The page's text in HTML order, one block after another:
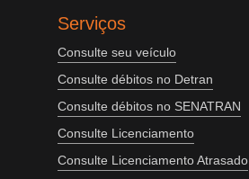
Serviços
Consulte seu veículo
Consulte débitos no Detran
Consulte débitos no SENATRAN
Consulte Licenciamento
Consulte Licenciamento Atrasado